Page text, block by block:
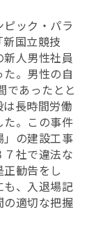
ック・パラ
国立競技
人男性社員
。男性の自
であったとと
長時間労働
た。この事件
」の建設工事
社で違法な
勧告をし
も、入退場記
適切な把握